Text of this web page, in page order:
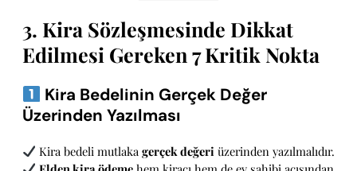
3. Kira Sözleşmesinde Dikkat
Edilmesi Gereken 7 Kritik Nokta
Kira Bedelinin Gerçek Değer
Üzerinden Yazılması
Kira bedeli mutlaka gerçek değeri üzerinden yazılmalıdır.